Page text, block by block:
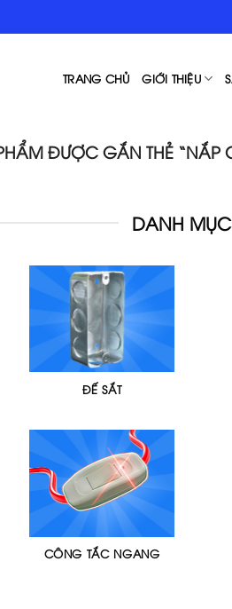
TRANG CHỦ GIỚI THIỆU
ĐƯỢC GẮN THẺ “NẮP
DANH
ĐẾ SẮT
CÔNG TẮC NGANG